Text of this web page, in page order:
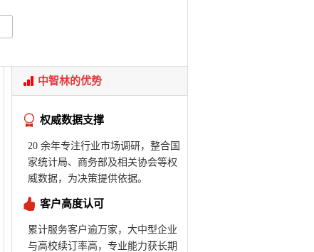
中智林的优势
权威数据支撑
20 余年专注行业市场调研，整合国
家统计局、商务部及相关协会等权
威数据，为决策提供依据。
客户高度认可
累计服务客户逾万家，大中型企业
与高校续订率高，专业能力获长期